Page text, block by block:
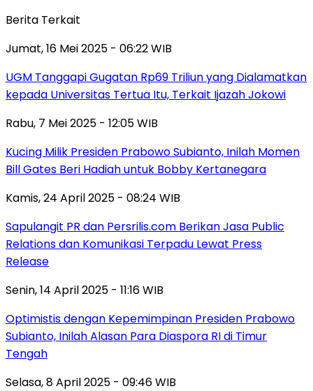
Berita Terkait
Jumat, 16 Mei 2025 - 06:22 WIB
UGM Tanggapi Gugatan Rp69 Triliun yang Dialamatkan
kepada Universitas Tertua Itu, Terkait Ijazah Jokowi
Rabu, 7 Mei 2025 - 12:05 WIB
Kucing Milik Presiden Prabowo Subianto, Inilah Momen
Bill Gates Beri Hadiah untuk Bobby Kertanegara
Kamis, 24 April 2025 - 08:24 WIB
Sapulangit PR dan Persrilis.com Berikan Jasa Public
Relations dan Komunikasi Terpadu Lewat Press
Release
Senin, 14 April 2025 - 11:16 WIB
Optimistis dengan Kepemimpinan Presiden Prabowo
Subianto, Inilah Alasan Para Diaspora RI di Timur
Tengah
Selasa, 8 April 2025 - 09:46 WIB